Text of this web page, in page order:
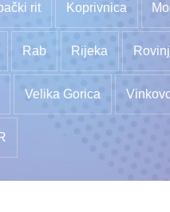
rit Koprivnica
Rab Rijeka Rovinj
Velika Gorica